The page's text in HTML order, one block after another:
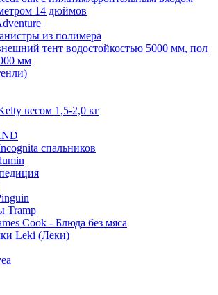
14 дюймов
из полимера
тент водостойкостью 5000 мм, пол
мм
весом 1,5-2,0 кг
спальников
Tramp
Cook - Блюда без мяса
Leki (Леки)